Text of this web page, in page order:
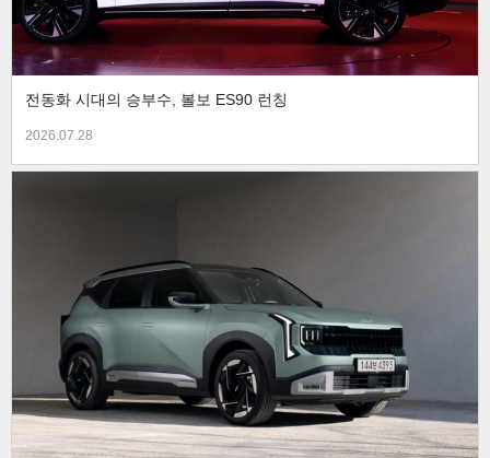
전동화 시대의 승부수, 볼보 ES90 런칭
2026.07.28